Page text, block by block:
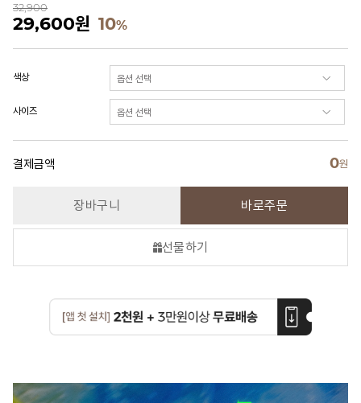
32,900
29,600원 10%
색상
사이즈
결제금액 0원
장바구니 바로주문
선물하기